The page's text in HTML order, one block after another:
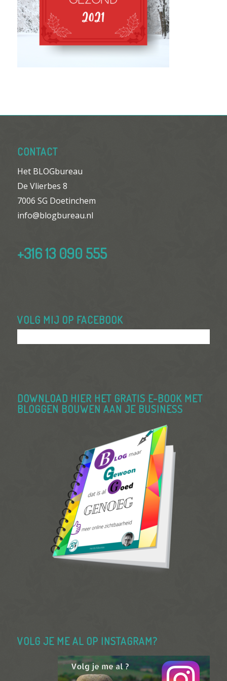
CONTACT
Het BLOGbureau
De Vlierbes 8
7006 SG Doetinchem
info@blogbureau.nl
+316 13 090 555
VOLG MIJ OP FACEBOOK
DOWNLOAD HIER HET GRATIS E-BOOK MET
BLOGGEN BOUWEN AAN JE BUSINESS
VOLG JE ME AL OP INSTAGRAM?